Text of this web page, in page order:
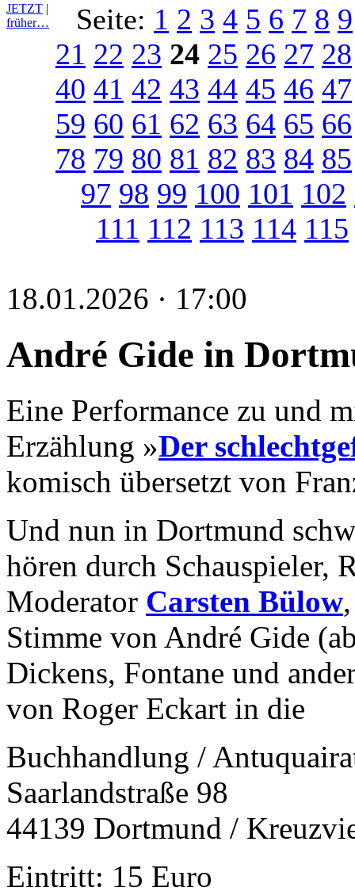
JETZT |
früher…
Seite: 1 2 3 4 5 6 7 8 9
21 22 23 24 25 26 27 28
40 41 42 43 44 45 46 47
59 60 61 62 63 64 65 66
78 79 80 81 82 83 84 85
97 98 99 100 101 102
111 112 113 114 115
18.01.2026 · 17:00
André Gide in
Eine Performance zu und
Erzählung »Der
komisch übersetzt von
Und nun in Dortmund
hören durch Schauspieler,
Moderator Carsten Bülow
Stimme von André Gide
Dickens, Fontane und
von Roger Eckart in die
Buchhandlung /
Saarlandstraße 98
44139 Dortmund /
Eintritt: 15 Euro